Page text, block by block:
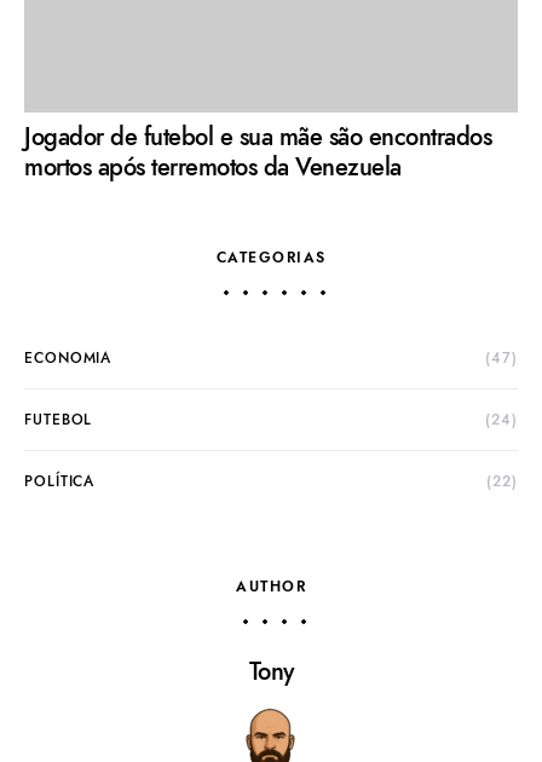
Jogador de futebol e sua mãe são encontrados
mortos após terremotos da Venezuela
CATEGORIAS
ECONOMIA (47)
FUTEBOL (24)
POLÍTICA (22)
AUTHOR
Tony